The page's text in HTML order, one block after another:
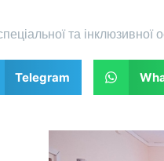
та інклюзивної
Telegram